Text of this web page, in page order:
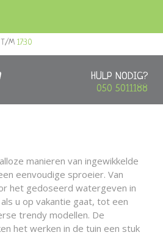
HULP NODIG?
050 5011188
T/M 17:30
manieren van ingewikkelde
eenvoudige sproeier. Van
het gedoseerd watergeven in
u op vakantie gaat, tot een
trendy modellen. De
het werken in de tuin een stuk